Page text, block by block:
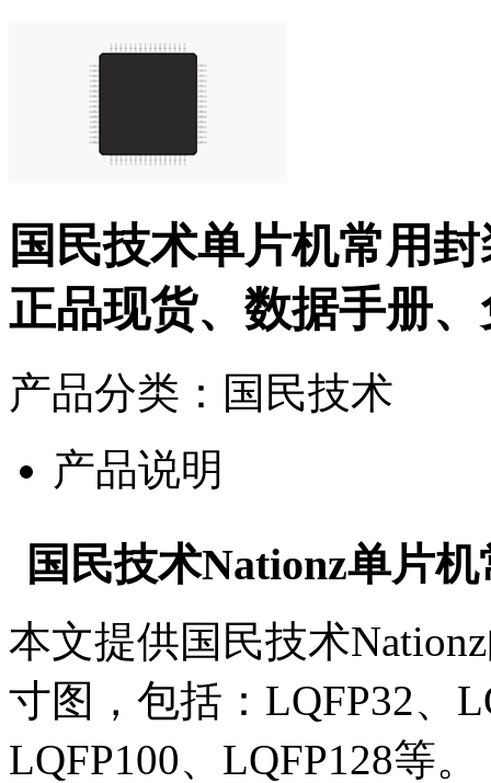
国民技术单片机常用
正品现货、数据手册
产品分类：国民技术
产品说明
国民技术Nationz单片
本文提供国民技术
寸图，包括：LQFP32、
LQFP100、LQFP128等。